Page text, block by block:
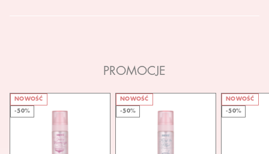
PROMOCJE
NOWOŚĆ
-50%
NOWOŚĆ
-50%
NOWOŚĆ
-50%